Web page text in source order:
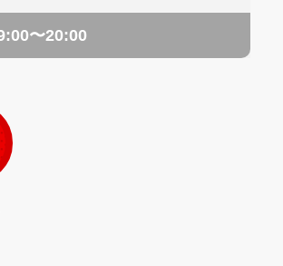
〜20:00